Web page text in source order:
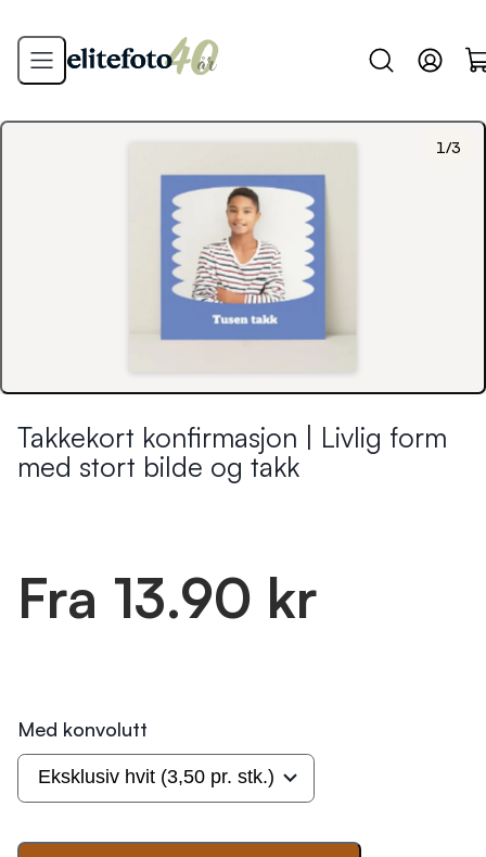
1 /3
Takkekort konfirmasjon | Livlig form
med stort bilde og takk
Fra 13.90 kr
Med konvolutt